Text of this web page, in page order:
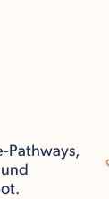
Pathways,